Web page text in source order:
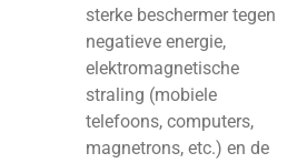
sterke beschermer tegen
negatieve energie,
elektromagnetische
straling (mobiele
telefoons, computers,
magnetrons, etc.) en de